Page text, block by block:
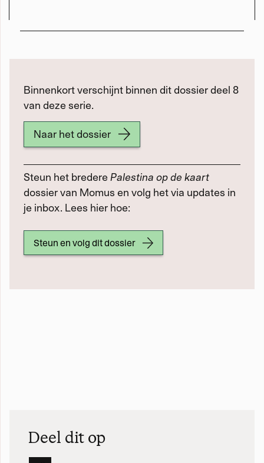
Binnenkort verschijnt binnen dit dossier deel 8
van deze serie.
Naar het dossier
Steun het bredere Palestina op de kaart
dossier van Momus en volg het via updates in
je inbox. Lees hier hoe:
Steun en volg dit dossier
Deel dit op